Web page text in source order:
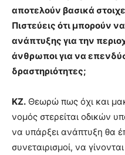
αποτελούν βασικά
Πιστεύεις ότι μπορούν
ανάπτυξης για την
άνθρωποι για να
δραστηριότητες;
ΚΖ. Θεωρώ πως όχι και
νομός στερείται οδικών
να υπάρξει ανάπτυξη θα
συνεταιρισμοί, να